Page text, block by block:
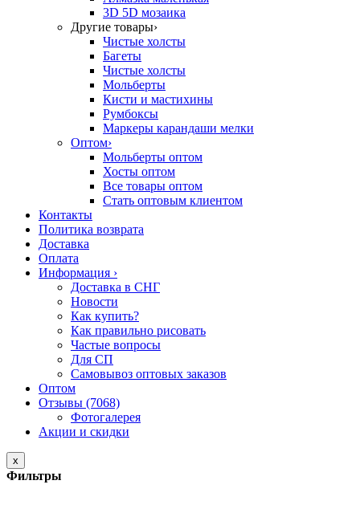
3D 5D мозаика
Другие товары›
Чистые холсты
Багеты
Чистые холсты
Мольберты
Кисти и мастихины
Румбоксы
Маркеры карандаши мелки
Оптом›
Мольберты оптом
Хосты оптом
Все товары оптом
Стать оптовым клиентом
Контакты
Политика возврата
Доставка
Оплата
Информация ›
Доставка в СНГ
Новости
Как купить?
Как правильно рисовать
Частые вопросы
Для СП
Самовывоз оптовых заказов
Оптом
Отзывы (7068)
Фотогалерея
Акции и скидки
x
Фильтры